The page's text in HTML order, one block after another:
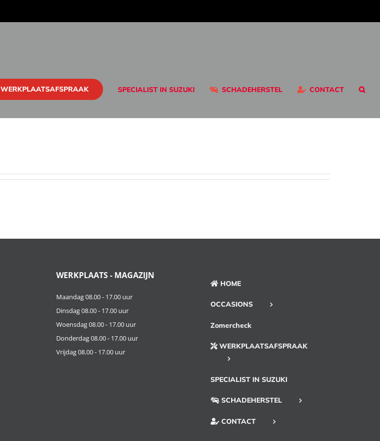
WERKPLAATSAFSPRAAK SPECIALIST IN SUZUKI SCHADEHERSTEL CONTACT
WERKPLAATS - MAGAZIJN
Maandag 08.00 - 17.00 uur
Dinsdag 08.00 - 17.00 uur
Woensdag 08.00 - 17.00 uur
Donderdag 08.00 - 17.00 uur
Vrijdag 08.00 - 17.00 uur
HOME
OCCASIONS
Zomercheck
WERKPLAATSAFSPRAAK
SPECIALIST IN SUZUKI
SCHADEHERSTEL
CONTACT